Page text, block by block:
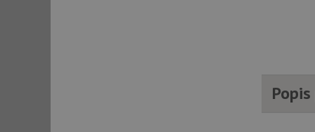
Nezbytně nutné